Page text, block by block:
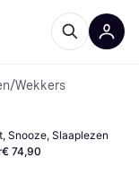
/Wekkers
Snooze, Slaaplezen
€ 74,90